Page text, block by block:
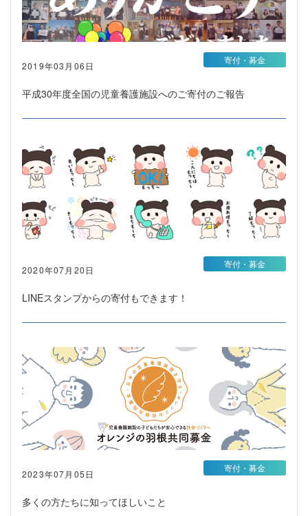
2019年03月06日
平成30年度全国の児童養護施設へのご寄付のご報告
寄付・募金
2020年07月20日
LINEスタンプからの寄付もできます！
寄付・募金
2023年07月05日
多くの方たちに知ってほしいこと
寄付・募金